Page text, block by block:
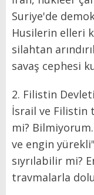
Suriye'de
Husilerin elleri
silahtan
savaş cephesi
2. Filistin
İsrail ve
mi?
ve engin
sıyrılabilir mi?
travmalarla